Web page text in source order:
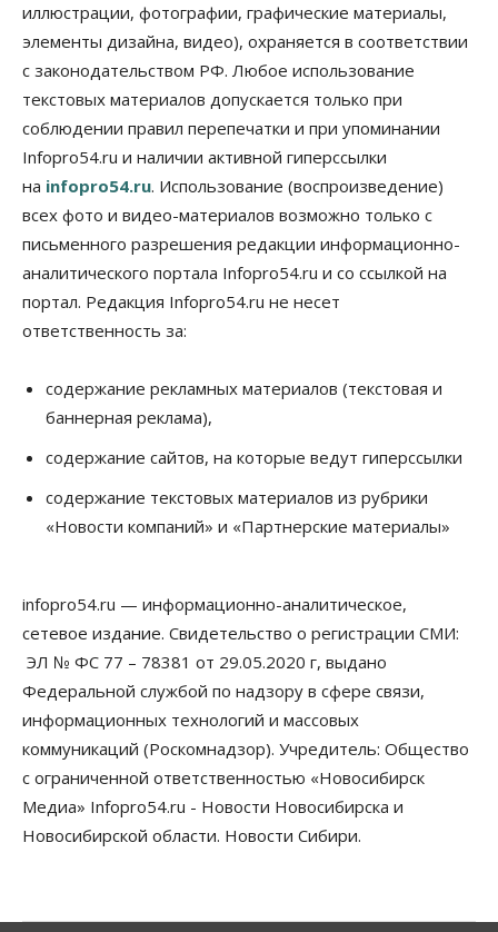
06 Августа 2026, 16:15
Общество
Пенсионеры старше 80 лет в Новосибирской
области получили повышенные пенсии
06 Августа 2026, 16:00
Финансы
Россияне оформили ипотечных кредитов на 2,6
трлн рублей
06 Августа 2026, 15:53
Власть
Думская гонка в Новосибирской области
обойдется без самовыдвиженцев
06 Августа 2026, 15:00
Бизнес Власть Общество
Правительство России продлило разрешение на
выпуск бензина «Евро-3»
Общество
«За тех, у кого от 270 баллов,
настоящая борьба»: вузы настойчиво
Власть
Режим ЧС ввели в Омской области из-за засухи
06 Августа 2026, 12:15
Власть Общество
Новосибирск готовится к визиту Владимира
Путина
06 Августа 2026, 12:05
Бизнес Недвижимость Общество
иллюстрации, фотографии, графические материалы,
элементы дизайна, видео), охраняется в соответствии
с законодательством РФ. Любое использование
текстовых материалов допускается только при
соблюдении правил перепечатки и при упоминании
Infopro54.ru и наличии активной гиперссылки
на infopro54.ru. Использование (воспроизведение)
всех фото и видео-материалов возможно только с
письменного разрешения редакции информационно-
аналитического портала Infopro54.ru и со ссылкой на
портал. Редакция Infopro54.ru не несет
ответственность за:
содержание рекламных материалов (текстовая и
баннерная реклама),
содержание сайтов, на которые ведут гиперссылки
содержание текстовых материалов из рубрики
«Новости компаний» и «Партнерские материалы»
infopro54.ru — информационно-аналитическое,
сетевое издание. Свидетельство о регистрации СМИ:
ЭЛ № ФС 77 – 78381 от 29.05.2020 г, выдано
Федеральной службой по надзору в сфере связи,
информационных технологий и массовых
коммуникаций (Роскомнадзор). Учредитель: Общество
с ограниченной ответственностью «Новосибирск
Медиа» Infopro54.ru - Новости Новосибирска и
Новосибирской области. Новости Сибири.